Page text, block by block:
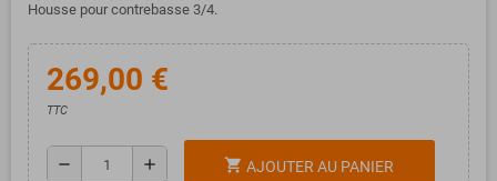
Housse pour contrebasse 3/4.
269,00 €
TTC
remove add shopping_cart AJOUTER AU PANIER